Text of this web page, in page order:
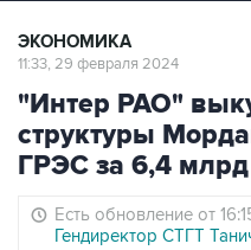
ЭКОНОМИКА
11:33, 29 февраля 2024
"Интер РАО"
структуры
ГРЭС за 6,4
Есть обновление от
Гендиректор СТГТ